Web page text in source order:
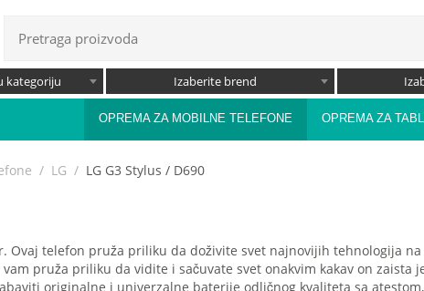
kategoriju Izaberite brend
OPREMA ZA MOBILNE TELEFONE OPREMA ZA
/ LG / LG G3 Stylus / D690
Ovaj telefon pruža priliku da doživite svet najnovijih tehnologija
pruža priliku da vidite i sačuvate svet onakvim kakav on
originalne i univerzalne baterije odličnog kvaliteta sa